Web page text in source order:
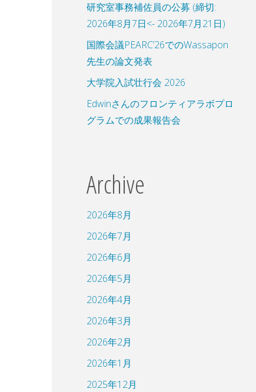
研究室事務補佐員の公募 (締切:
2026年8月7日<- 2026年7月21日)
国際会議PEARC’26でのWassapon
先生の論文発表
大学院入試壮行会 2026
Edwinさんのフロンティアラボプロ
グラムでの成果報告会
Archive
2026年8月
2026年7月
2026年6月
2026年5月
2026年4月
2026年3月
2026年2月
2026年1月
2025年12月